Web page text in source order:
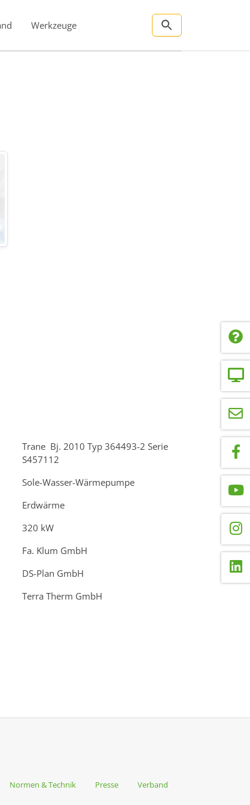
Werkzeuge
Trane Bj. 2010 Typ 364493-2 Serie
S457112
Sole-Wasser-Wärmepumpe
Erdwärme
320 kW
Fa. Klum GmbH
DS-Plan GmbH
Terra Therm GmbH
Normen & Technik Presse
Verband